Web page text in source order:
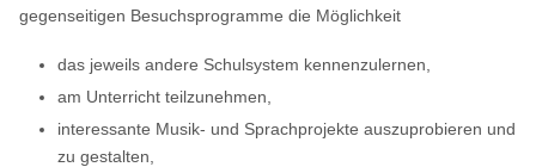
gegenseitigen Besuchsprogramme die Möglichkeit
das jeweils andere Schulsystem kennenzulernen,
am Unterricht teilzunehmen,
interessante Musik- und Sprachprojekte auszuprobieren und
zu gestalten,